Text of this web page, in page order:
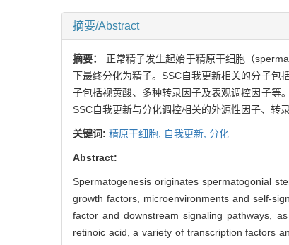
摘要/Abstract
摘要： 正常精子发生起始于精原干细胞（
下最终分化为精子。SSC自我更新相关的分子包
子包括视黄酸、多种转录因子及表观调控因子等
SSC自我更新与分化调控相关的外源性因子、转
关键词: 精原干细胞, 自我更新, 分化
Abstract:
Spermatogenesis originates spermatogonial
growth factors, microenvironments and self-
factor and downstream signaling pathways,
retinoic acid, a variety of transcription factors